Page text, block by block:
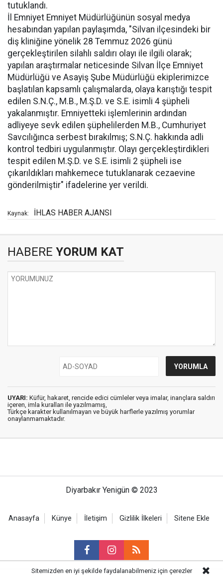
tutuklandı.
İl Emniyet Emniyet Müdürlüğünün sosyal medya
hesabından yapılan paylaşımda, "Silvan ilçesindeki bir
diş kliniğine yönelik 28 Temmuz 2026 günü
gerçekleştirilen silahlı saldırı olayı ile ilgili olarak;
yapılan araştırmalar neticesinde Silvan İlçe Emniyet
Müdürlüğü ve Asayiş Şube Müdürlüğü ekiplerimizce
başlatılan kapsamlı çalışmalarda, olaya karıştığı tespit
edilen S.N.Ç., M.B., M.Ş.D. ve S.E. isimli 4 şüpheli
yakalanmıştır. Emniyetteki işlemlerinin ardından
adliyeye sevk edilen şüphelilerden M.B., Cumhuriyet
Savcılığınca serbest bırakılmış; S.N.Ç. hakkında adli
kontrol tedbiri uygulanmıştır. Olayı gerçekleştirdikleri
tespit edilen M.Ş.D. ve S.E. isimli 2 şüpheli ise
çıkarıldıkları mahkemece tutuklanarak cezaevine
gönderilmiştir" ifadelerine yer verildi.
Kaynak: İHLAS HABER AJANSI
HABERE YORUM KAT
UYARI: Küfür, hakaret, rencide edici cümleler veya imalar, inançlara saldırı
içeren, imla kuralları ile yazılmamış,
Türkçe karakter kullanılmayan ve büyük harflerle yazılmış yorumlar
onaylanmamaktadır.
Diyarbakır Yenigün © 2023
Anasayfa Künye İletişim Gizlilik İlkeleri Sitene Ekle
Sitemizden en iyi şekilde faydalanabilmeniz için çerezler